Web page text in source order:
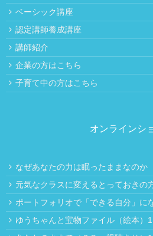
ベーシック講座
認定講師養成講座
講師紹介
企業の方はこちら
子育て中の方はこちら
オンラインシ
なぜあなたの力は眠ったままなの
元気なクラスに変えるとっておき
ポートフォリオで「できる自分」
ゆうちゃんと宝物ファイル（絵本）